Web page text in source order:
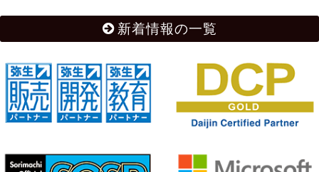
新着情報の一覧